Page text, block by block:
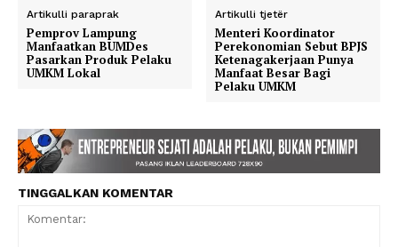
Artikulli paraprak
Pemprov Lampung
Manfaatkan BUMDes
Pasarkan Produk Pelaku
UMKM Lokal
Artikulli tjetër
Menteri Koordinator
Perekonomian Sebut BPJS
Ketenagakerjaan Punya
Manfaat Besar Bagi
Pelaku UMKM
TINGGALKAN KOMENTAR